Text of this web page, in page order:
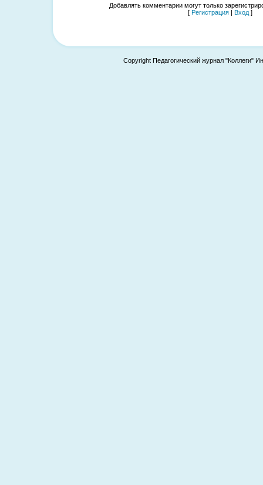
Добавлять комментарии могут только
[ Регистрация | Вход ]
Copyright Педагогический журнал "Коллеги"